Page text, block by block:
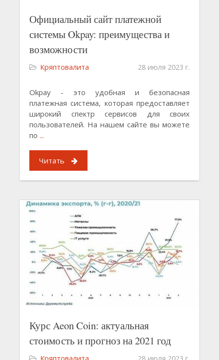
Официальный сайт платежной
системы Okpay: преимущества и
возможности
Кряптовалита 28 июля 2023 г.
Okpay - это удобная и безопасная
платежная система, которая предоставляет
широкий спектр сервисов для своих
пользователей. На нашем сайте вы можете
по ...
Читать
Курс Aeon Coin: актуальная
стоимость и прогноз на 2021 год